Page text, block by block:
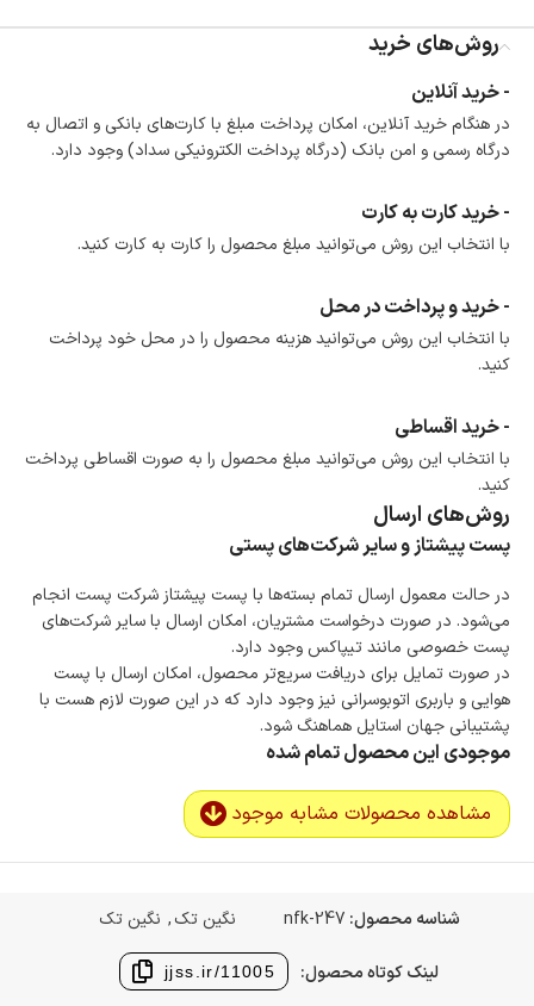
تا 14 روز پس از تحویل کالا می‌توانید آن را برگشت دهید.
امکان پرداخت در محل
در هنگام خرید محصول، امکان انتخاب پرداخت در محل
وجود دارد.
امکان پرداخت اقساطی
است.
ضمانت اصالت کالا
گارانتی معتبر برای تمامی محصولات ارائه می‌شود.
روش‌های خرید
- خرید آنلاین
در هنگام خرید آنلاین، امکان پرداخت مبلغ با کارت‌های بانکی و اتصال به
درگاه رسمی و امن بانک (درگاه پرداخت الکترونیکی سداد) وجود دارد.
- خرید کارت به کارت
با انتخاب این روش می‌توانید مبلغ محصول را کارت به کارت کنید.
- خرید و پرداخت در محل
با انتخاب این روش می‌توانید هزینه محصول را در محل خود پرداخت
کنید.
- خرید اقساطی
با انتخاب این روش می‌توانید مبلغ محصول را به صورت اقساطی پرداخت
کنید.
روش‌های ارسال
پست پیشتاز و سایر شرکت‌های پستی
در حالت معمول ارسال تمام بسته‌ها با پست پیشتاز شرکت پست انجام
می‌شود. در صورت درخواست مشتریان، امکان ارسال با سایر شرکت‌های
پست خصوصی مانند تیپاکس وجود دارد.
در صورت تمایل برای دریافت سریع‌تر محصول، امکان ارسال با پست
هوایی و باربری اتوبوسرانی نیز وجود دارد که در این صورت لازم هست با
پشتیبانی جهان استایل هماهنگ شود.
موجودی این محصول تمام شده
مشاهده محصولات مشابه موجود
شناسه محصول: nfk-247 نگین تک, نگین تک
لینک کوتاه محصول: jjss.ir/11005